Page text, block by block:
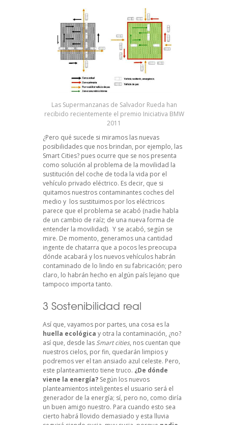
Las Supermanzanas de Salvador Rueda han
recibido recientemente el premio Iniciativa BMW
2011
¿Pero qué sucede si miramos las nuevas
posibilidades que nos brindan, por ejemplo, las
Smart Cities? pues ocurre que se nos presenta
como solución al problema de la movilidad la
sustitución del coche de toda la vida por el
vehículo privado eléctrico. Es decir, que si
quitamos nuestros contaminantes coches del
medio y los sustituimos por los eléctricos
parece que el problema se acabó (nadie habla
de un cambio de raíz; de una nueva forma de
entender la movilidad). Y se acabó, según se
mire. De momento, generamos una cantidad
ingente de chatarra que a pocos les preocupa
dónde acabará y los nuevos vehículos habrán
contaminado de lo lindo en su fabricación; pero
claro, lo habrán hecho en algún país lejano que
tampoco importa tanto.
3 Sostenibilidad real
Así que, vayamos por partes, una cosa es la
huella ecológica y otra la contaminación, ¿no?
así que, desde lasSmart cities, nos cuentan que
nuestros cielos, por fin, quedarán limpios y
podremos ver el tan ansiado azul celeste. Pero,
este planteamiento tiene truco. ¿De dónde
viene la energía? Según los nuevos
planteamientos inteligentes el usuario será el
generador de la energía; sí, pero no, como diría
un buen amigo nuestro. Para cuando esto sea
cierto habrá llovido demasiado y esta lluvia